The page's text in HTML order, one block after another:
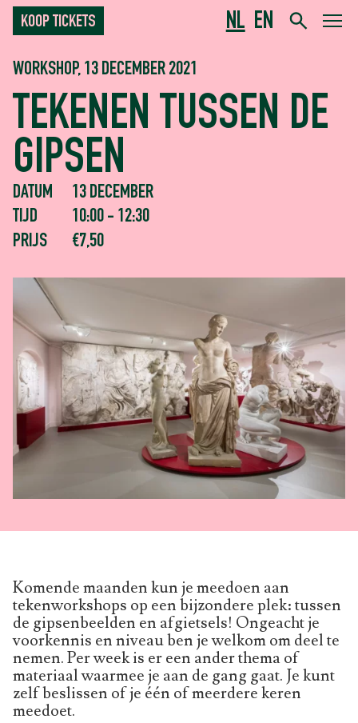
NL EN
KOOP TICKETS
WORKSHOP, 13 DECEMBER 2021
TEKENEN TUSSEN DE
GIPSEN
DATUM
13 DECEMBER
TIJD
10:00 - 12:30
PRIJS
€7,50
Komende maanden kun je meedoen aan
tekenworkshops op een bijzondere plek: tussen
de gipsenbeelden en afgietsels! Ongeacht je
voorkennis en niveau ben je welkom om deel te
nemen. Per week is er een ander thema of
materiaal waarmee je aan de gang gaat. Je kunt
zelf beslissen of je één of meerdere keren
meedoet.